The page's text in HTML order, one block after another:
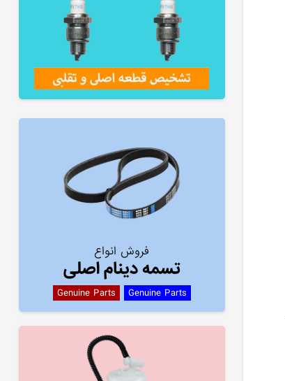
فروش انواع
تسمه دینام اصلی
Genuine Parts Genuine Parts